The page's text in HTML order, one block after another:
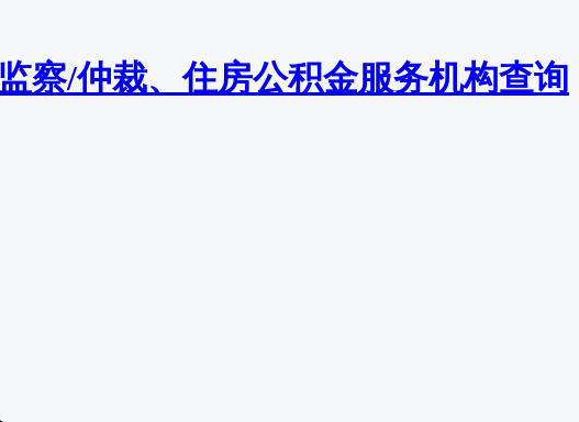
察/仲裁、住房公积金服务机构查询